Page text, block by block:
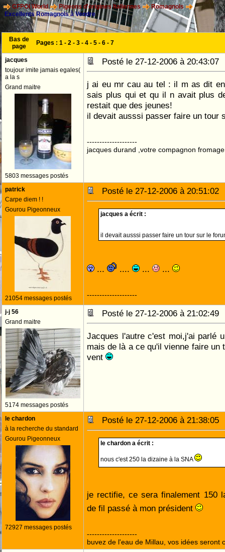
CFPOI World Pigeons d'origines Italiennes
Romagnols
Excellents Romagnols à Vendre
Bas de
page
Pages : 1 - 2 - 3 - 4 - 5 - 6 - 7
jacques
toujour imite jamais egales(
a la s
Grand maitre
5803 messages postés
Posté le 27-12-2006 à
j ai eu mr cau au tel : il m as dit
sais plus qui et qu il n avait plus
restait que des jeunes!
il devait ausssi passer faire un tour
--------------------
jacques durand ,votre compagnon
patrick
Carpe diem ! !
Gourou Pigeonneux
21054 messages postés
Posté le 27-12-2006 à
jacques a écrit :
il devait ausssi passer faire un tour sur le
... .... ... ...
--------------------
j-j 56
Grand maitre
5174 messages postés
Posté le 27-12-2006 à
Jacques l'autre c'est moi,j'ai parlé
mais de là a ce qu'il vienne faire un
vent
le chardon
à la recherche du standard
Gourou Pigeonneux
72927 messages postés
Posté le 27-12-2006 à
le chardon a écrit :
nous c'est 250 la dizaine à la SNA
je rectifie, ce sera finalement 150
de fil passé à mon président
--------------------
buvez de l'eau de Millau, vos idées seront